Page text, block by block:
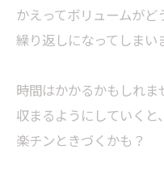
かえってボリュームがど
繰り返しになってしまい
時間はかかるかもしれ
収まるようにしていく
楽チンときづくかも？